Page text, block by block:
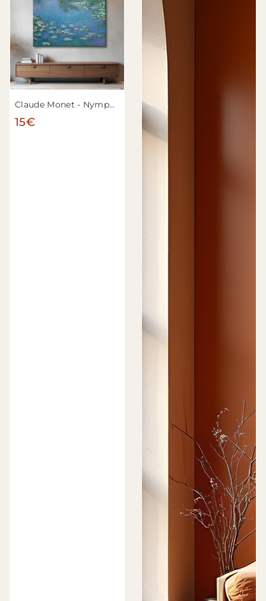
Claude Monet - Nymphéas
15€